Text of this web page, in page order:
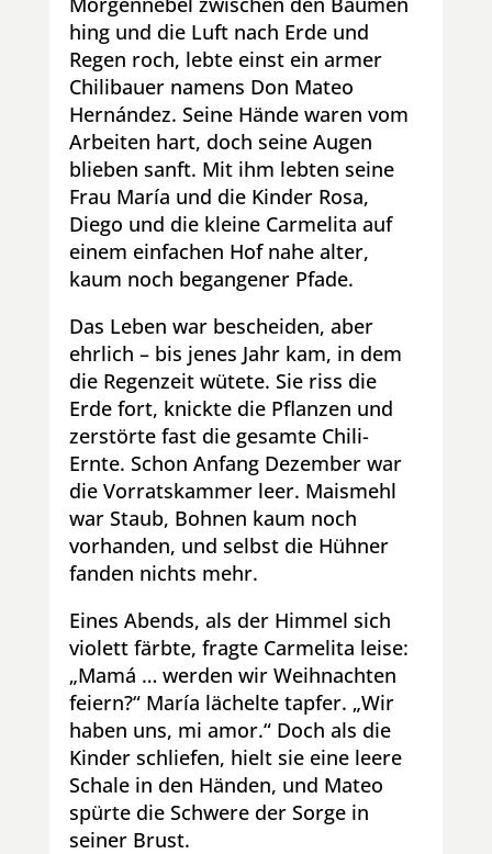
hing und die Luft nach Erde und
Regen roch, lebte einst ein armer
Chilibauer namens Don Mateo
Hernández. Seine Hände waren vom
Arbeiten hart, doch seine Augen
blieben sanft. Mit ihm lebten seine
Frau María und die Kinder Rosa,
Diego und die kleine Carmelita auf
einem einfachen Hof nahe alter,
kaum noch begangener Pfade.
Das Leben war bescheiden, aber
ehrlich – bis jenes Jahr kam, in dem
die Regenzeit wütete. Sie riss die
Erde fort, knickte die Pflanzen und
zerstörte fast die gesamte Chili-
Ernte. Schon Anfang Dezember war
die Vorratskammer leer. Maismehl
war Staub, Bohnen kaum noch
vorhanden, und selbst die Hühner
fanden nichts mehr.
Eines Abends, als der Himmel sich
violett färbte, fragte Carmelita leise:
„Mamá … werden wir Weihnachten
feiern?“ María lächelte tapfer. „Wir
haben uns, mi amor.“ Doch als die
Kinder schliefen, hielt sie eine leere
Schale in den Händen, und Mateo
spürte die Schwere der Sorge in
seiner Brust.